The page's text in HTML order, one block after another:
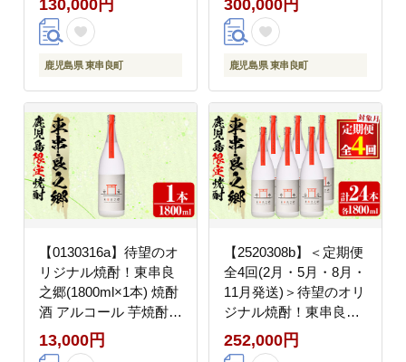
ナギ 鰻 国産 白焼き 鹿
児島 【うなぎ太郎】
130,000円
鹿児島県 東串良町
高級 ウナギ 鰻 国産 た
れ 鹿児島 蒲焼き 白焼
【うなぎ太郎】
300,000円
鹿児島県 東串良町
【0130316a】待望のオ
リジナル焼酎！東串良
之郷(1800ml×1本) 焼酎
酒 アルコール 芋焼酎
薩摩芋 常温 常温保存
【児玉酒店】
13,000円
【2520308b】＜定期便
全4回(2月・5月・8月・
11月発送)＞待望のオリ
ジナル焼酎！東串良之
郷(1800ml×6本×全4回)
焼酎 酒 アルコール 芋
252,000円